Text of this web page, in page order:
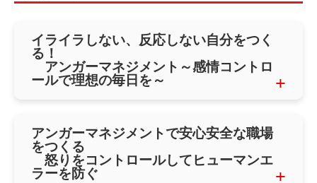
イライラしない、反応しない自分をつく
る！
アンガーマネジメント～感情コントロ
ールで理想の毎日を～
アンガーマネジメントで安心安全な職場
をつくる
怒りをコントロールしてヒューマンエ
ラーを防ぐ